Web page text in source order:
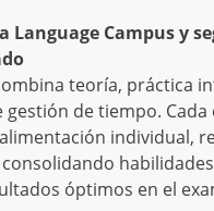
Language Campus y
teoría, práctica
gestión de tiempo.
individual,
óptimos en el